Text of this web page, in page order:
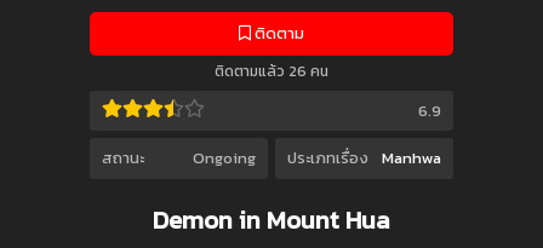
ติดตาม
ติดตามแล้ว 26 คน
6.9
สถานะ Ongoing ประเภทเรื่อง Manhwa
Demon in Mount Hua